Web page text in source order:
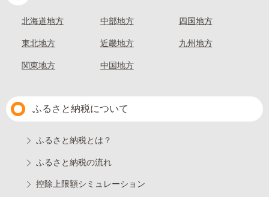
北海道地方
東北地方
関東地方
中部地方
近畿地方
中国地方
四国地方
九州地方
ふるさと納税について
ふるさと納税とは？
ふるさと納税の流れ
控除上限額シミュレーション